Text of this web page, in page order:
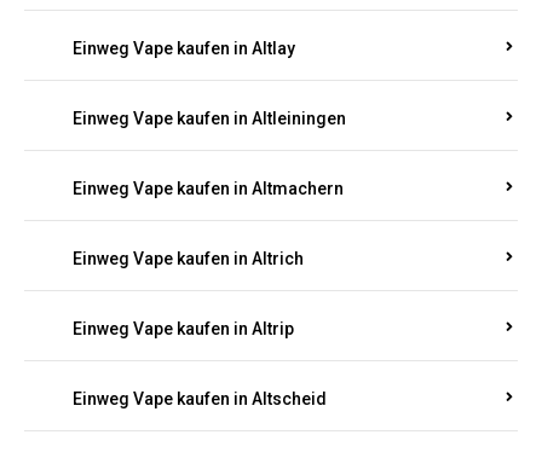
Einweg Vape kaufen in Altlay
Einweg Vape kaufen in Altleiningen
Einweg Vape kaufen in Altmachern
Einweg Vape kaufen in Altrich
Einweg Vape kaufen in Altrip
Einweg Vape kaufen in Altscheid